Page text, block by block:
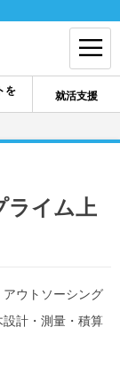
を
就活支援
ン
お知らせ
ライム上
ウトソーシング
設計・測量・積算